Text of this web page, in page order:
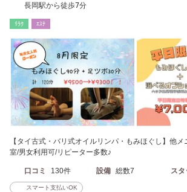
長岡駅から徒歩7分
ﾘﾗｸ ｴｽﾃ
【タイ古式・バリ式オイルリンパ・もみほぐし】他
室/男女利用可/リピーター多数♪
口コミ 130件 設備 総数7 スタ
スマート支払いOK